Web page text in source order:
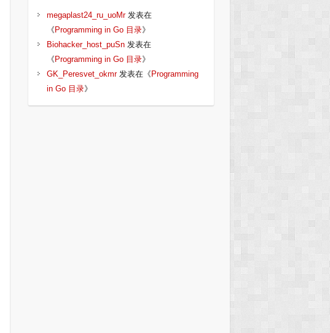
megaplast24_ru_uoMr发表在
《 Programming in Go 目录》
Biohacker_host_puSn发表在
《 Programming in Go 目录》
GK_Peresvet_okmr发表在《 Programming
in Go 目录》